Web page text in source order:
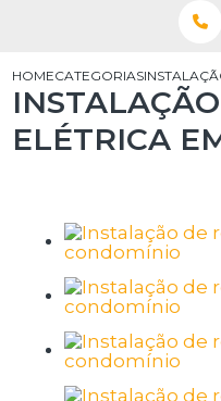
HOMECATEGORIAS
ELÉTRICA